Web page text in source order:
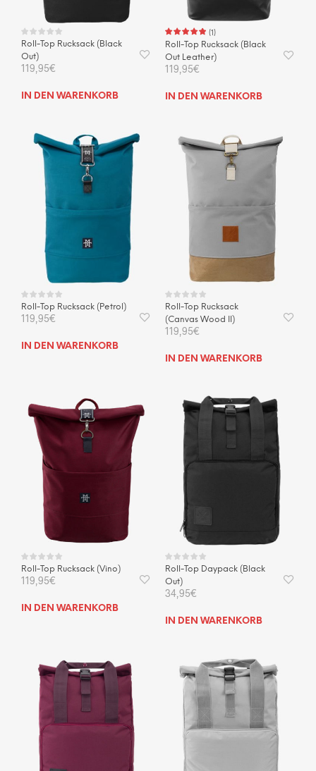
Roll-Top Rucksack (Black
Out)
119,95€
IN DEN WARENKORB
(1)
Roll-Top Rucksack (Black
Out Leather)
119,95€
IN DEN WARENKORB
Roll-Top Rucksack (Petrol)
119,95€
IN DEN WARENKORB
Roll-Top Rucksack
(Canvas Wood II)
119,95€
IN DEN WARENKORB
Roll-Top Rucksack (Vino)
119,95€
IN DEN WARENKORB
Roll-Top Daypack (Black
Out)
34,95€
IN DEN WARENKORB